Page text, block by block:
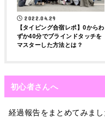
2022.04.29
【タイピング合宿レポ】0からわ
ずか40分でブラインドタッチを
マスターした方法とは？
初心者さんへ
経過報告をまとめてみまし